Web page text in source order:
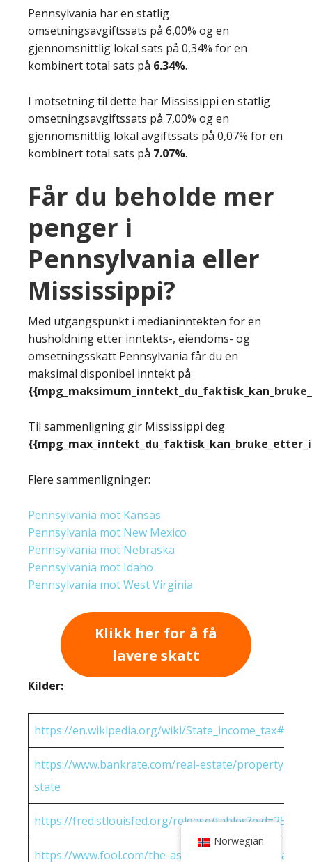
Pennsylvania har en statlig
omsetningsavgiftssats på 6,00% og en
gjennomsnittlig lokal sats på 0,34% for en
kombinert total sats på 6.34%.
I motsetning til dette har Mississippi en statlig
omsetningsavgiftssats på 7,00% og en
gjennomsnittlig lokal avgiftssats på 0,07% for en
kombinert total sats på 7.07%.
Får du beholde mer
penger i
Pennsylvania eller
Mississippi?
Med utgangspunkt i medianinntekten for en
husholdning etter inntekts-, eiendoms- og
omsetningsskatt Pennsylvania får du en
maksimal disponibel inntekt på
Til sammenligning gir Mississippi deg
Flere sammenligninger:
Pennsylvania mot Kansas
Pennsylvania mot New Mexico
Pennsylvania mot Nebraska
Pennsylvania mot Idaho
Pennsylvania mot West Virginia
Klikk her for å få
lavere skatt
Kilder:
https://en.wikipedia.org/wiki/
https://www.bankrate.com/real-estate/property-
state
https://fred.stlouisfed.org/release/
https://www.fool.com/the-ascent/research/average-
Norwegian